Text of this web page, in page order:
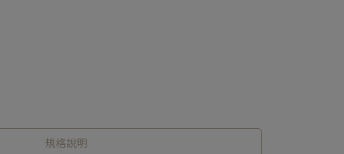
規格說明